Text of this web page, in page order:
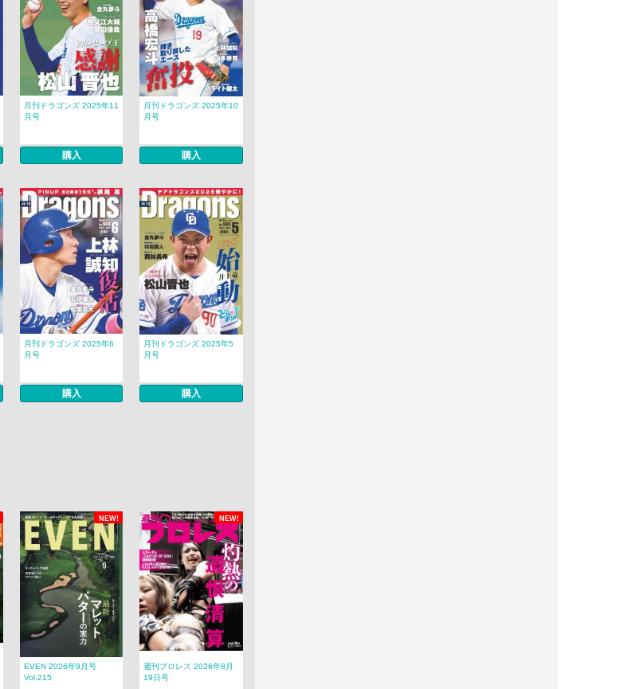
月刊ドラゴンズ 2025年11
月号
購入
月刊ドラゴンズ 2025年10
月号
購入
月刊ドラゴンズ 2025年6
月号
購入
月刊ドラゴンズ 2025年5
月号
購入
NEW! NEW!
EVEN 2026年9月号
Vol.215
週刊プロレス 2026年8月
19日号